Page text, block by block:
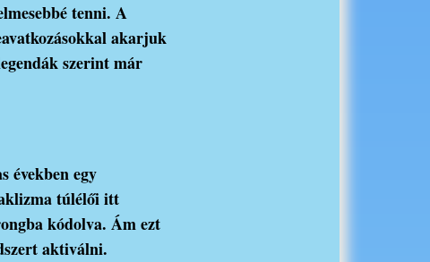
tenni. A
akarjuk
szerint már
években egy
túlélői itt
kódolva. Ám ezt
aktiválni.